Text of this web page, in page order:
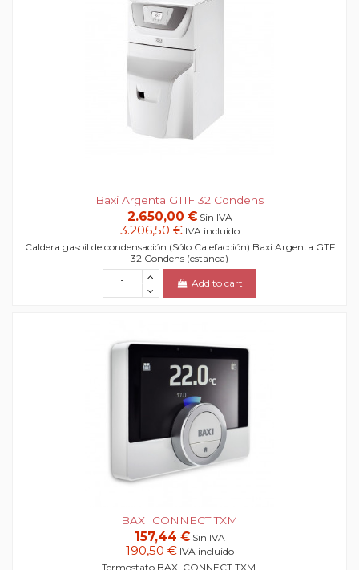
Baxi Argenta GTIF 32 Condens
2.650,00 € Sin IVA
3.206,50 € IVA incluido
Caldera gasoil de condensación (Sólo Calefacción) Baxi Argenta GTF
32 Condens (estanca)
Add to cart
BAXI CONNECT TXM
157,44 € Sin IVA
190,50 € IVA incluido
Termostato BAXI CONNECT TXM